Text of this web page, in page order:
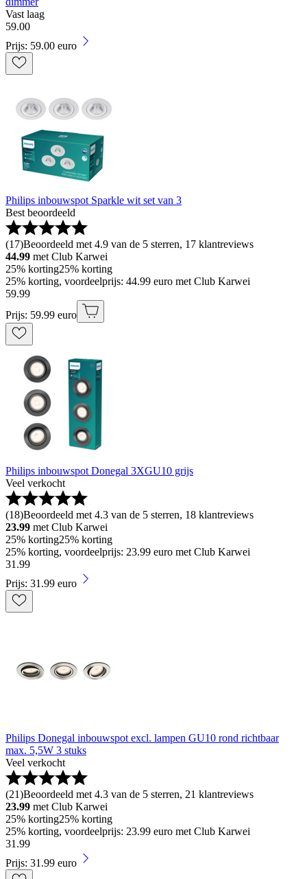
Vast laag
59.00
Prijs: 59.00 euro
Philips inbouwspot Sparkle wit set van 3
Best beoordeeld
(17)Beoordeeld met 4.9 van de 5 sterren, 17 klantreviews
44.99 met Club Karwei
25% korting25% korting
25% korting, voordeelprijs: 44.99 euro met Club Karwei
59.99
Prijs: 59.99 euro
Philips inbouwspot Donegal 3XGU10 grijs
Veel verkocht
(18)Beoordeeld met 4.3 van de 5 sterren, 18 klantreviews
23.99 met Club Karwei
25% korting25% korting
25% korting, voordeelprijs: 23.99 euro met Club Karwei
31 .99
Prijs: 31.99 euro
Philips Donegal inbouwspot excl. lampen GU10 rond richtbaar
max. 5,5W 3 stuks
Veel verkocht
(21)Beoordeeld met 4.3 van de 5 sterren, 21 klantreviews
23.99 met Club Karwei
25% korting25% korting
25% korting, voordeelprijs: 23.99 euro met Club Karwei
31 .99
Prijs: 31.99 euro